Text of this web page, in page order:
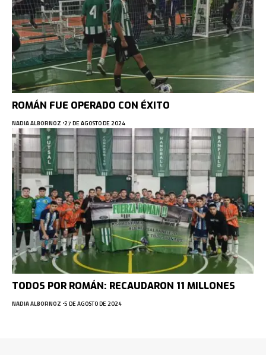
ROMÁN FUE OPERADO CON ÉXITO
NADIA ALBORNOZ 27 DE AGOSTO DE 2024
TODOS POR ROMÁN: RECAUDARON 11 MILLONES
NADIA ALBORNOZ 5 DE AGOSTO DE 2024